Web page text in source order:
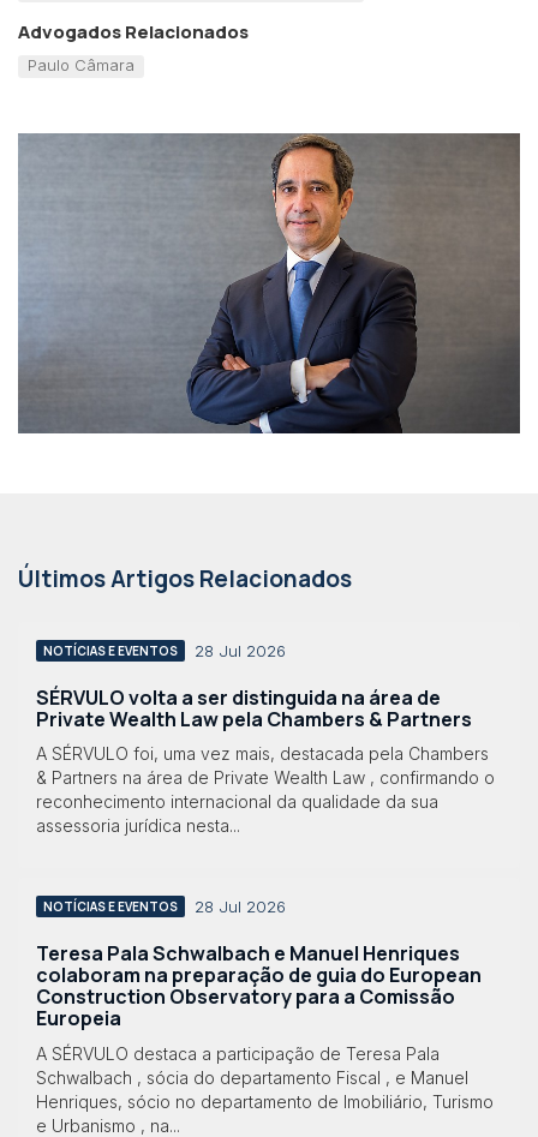
Advogados Relacionados
Paulo Câmara
Últimos Artigos Relacionados
NOTÍCIAS E EVENTOS 28 Jul 2026
SÉRVULO volta a ser distinguida na área de
Private Wealth Law pela Chambers & Partners
A SÉRVULO foi, uma vez mais, destacada pela Chambers
& Partners na área de Private Wealth Law , confirmando o
reconhecimento internacional da qualidade da sua
assessoria jurídica nesta...
NOTÍCIAS E EVENTOS 28 Jul 2026
Teresa Pala Schwalbach e Manuel Henriques
colaboram na preparação de guia do European
Construction Observatory para a Comissão
Europeia
A SÉRVULO destaca a participação de Teresa Pala
Schwalbach , sócia do departamento Fiscal , e Manuel
Henriques, sócio no departamento de Imobiliário, Turismo
e Urbanismo , na...